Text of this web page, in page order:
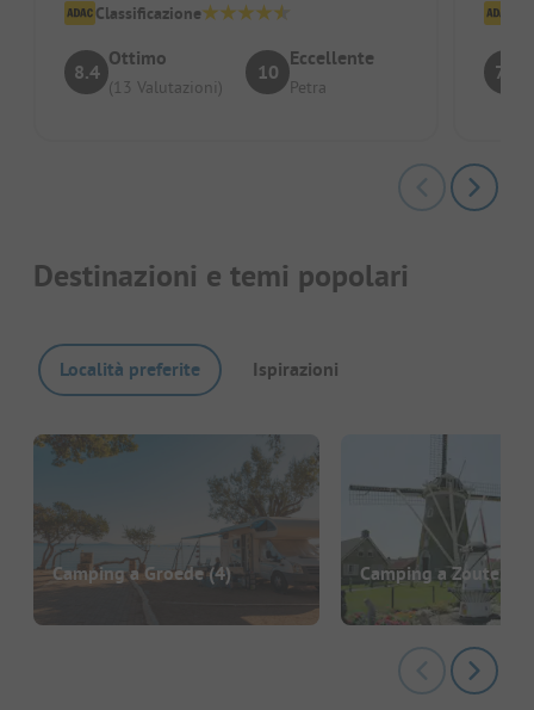
Classificazione
8.4
Ottimo
(13 Valutazioni)
10
Eccellente
Petra
7.7
Destinazioni e temi popolari
Località preferite Ispirazioni
Camping a Groede(4) Camping a